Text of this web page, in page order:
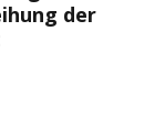
der